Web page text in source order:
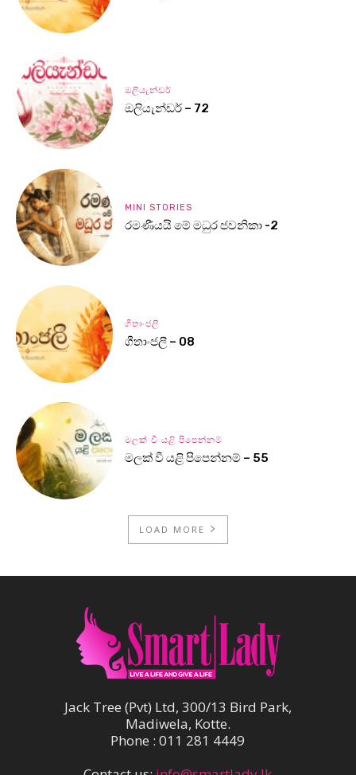
ඔලියැන්ඩර්
ඔලියැන්ඩර් – 72
MINI STORIES
රමණීයයි මේ මධුර ජවනිකා -2
ගීතාංජලී
ගීතාංජලී – 08
මලක් වී යළි පිපෙන්නම්
මලක් වී යළි පිපෙන්නම් – 55
LOAD MORE
Jack Tree (Pvt) Ltd, 300/13 Bird Park,
Madiwela, Kotte.
Phone : 011 281 4449